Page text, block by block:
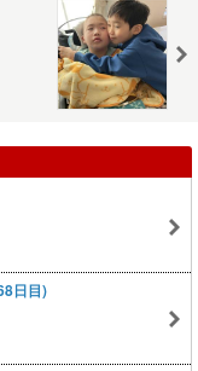
日目)